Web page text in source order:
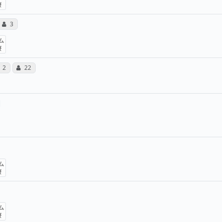
コミュニケーション・タイプ（合算）
3 所属医師へのコミュニケーション・タイプが合計3票投
想投稿（合算）
2 病院への声と、所属医師への患者さんの感想が合計2件投
コミュニケーション・タイプ（合算）
22 所属医師へのコミュニケーション・タイプが合計
声と、所属医師への患者さんの感想が合計3件投稿されてい
ニケーション・タイプ（合算）
所属医師へのコミュニケーション・タイプが合計17票投票さ
ン・タイプ（合算）
へのコミュニケーション・タイプが合計2票投票されていま
声と、所属医師への患者さんの感想が合計1件投稿されてい